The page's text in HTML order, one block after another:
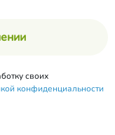
своих
конфиденциальности